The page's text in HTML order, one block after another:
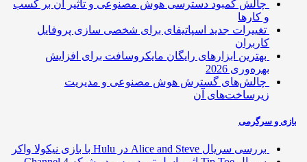
چالش کمبود دسترسی هوش مصنوعی و تاثیر آن بر کسب
و کارها
تغییرات جدید اسپاتیفای برای شخصی سازی پروفایل
کاربران
بهترین ابزارهای رایگان مایکروسافت برای افزایش
بهره‌وری 2026
چالش‌های گسترش هوش مصنوعی و مدیریت
زیرساخت‌های آن
و سرگرمی
بررسی سریال Alice and Steve در Hulu با بازی نیکولا واکر